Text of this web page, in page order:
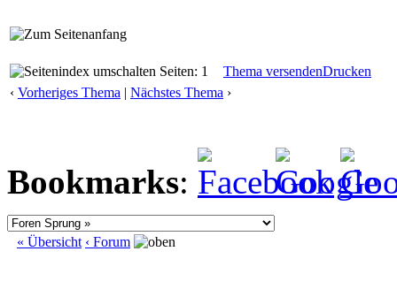
Seiten: 1 Thema versendenDrucken
‹ Vorheriges Thema | Nächstes Thema ›
Bookmarks:
« Übersicht ‹ Forum